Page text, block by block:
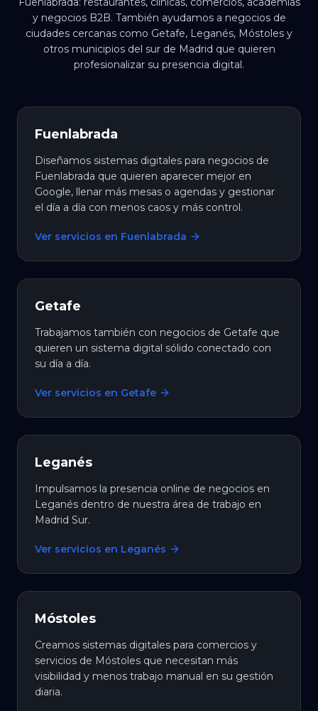
y negocios B2B. También ayudamos a negocios de
ciudades cercanas como Getafe, Leganés, Móstoles y
otros municipios del sur de Madrid que quieren
profesionalizar su presencia digital.
Fuenlabrada
Diseñamos sistemas digitales para negocios de
Fuenlabrada que quieren aparecer mejor en
Google, llenar más mesas o agendas y gestionar
el día a día con menos caos y más control.
Ver servicios en Fuenlabrada
Getafe
Trabajamos también con negocios de Getafe que
quieren un sistema digital sólido conectado con
su día a día.
Ver servicios en Getafe
Leganés
Impulsamos la presencia online de negocios en
Leganés dentro de nuestra área de trabajo en
Madrid Sur.
Ver servicios en Leganés
Móstoles
Creamos sistemas digitales para comercios y
servicios de Móstoles que necesitan más
visibilidad y menos trabajo manual en su gestión
diaria.